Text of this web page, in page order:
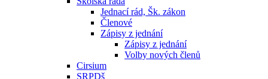
Jednací rád, Šk. zákon
Členové
Zápisy z jednání
Zápisy z jednání
Volby nových členů
Cirsium
SRPDš